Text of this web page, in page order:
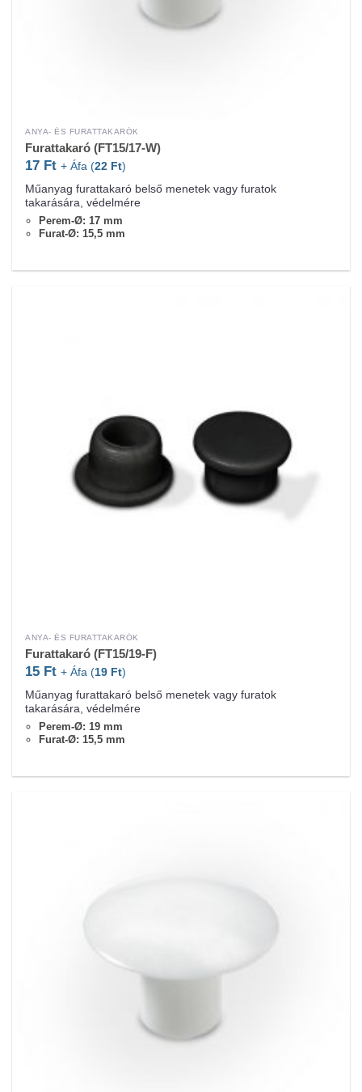
ANYA- ÉS FURATTAKARÓK
Furattakaró (FT15/17-W)
17 Ft + Áfa (22 Ft)
Műanyag furattakaró belső menetek vagy furatok
takarására, védelmére
Perem-Ø: 17 mm
Furat-Ø: 15,5 mm
ANYA- ÉS FURATTAKARÓK
Furattakaró (FT15/19-F)
15 Ft + Áfa (19 Ft)
Műanyag furattakaró belső menetek vagy furatok
takarására, védelmére
Perem-Ø: 19 mm
Furat-Ø: 15,5 mm